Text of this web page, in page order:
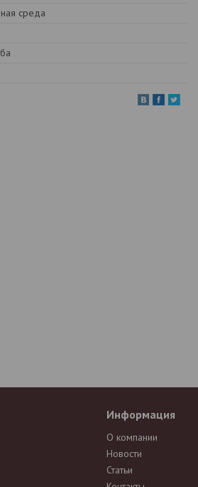
среда
Информация
О компании
Новости
Статьи